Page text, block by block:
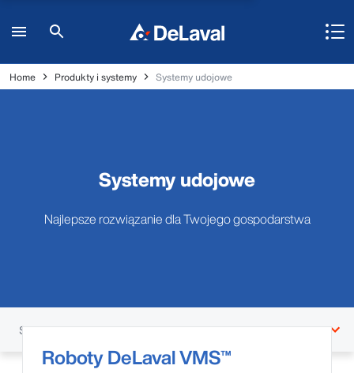
Home Produkty i systemy Systemy udojowe
Systemy udojowe
Najlepsze rozwiązanie dla Twojego gospodarstwa
Sekcje
Roboty DeLaval VMS™